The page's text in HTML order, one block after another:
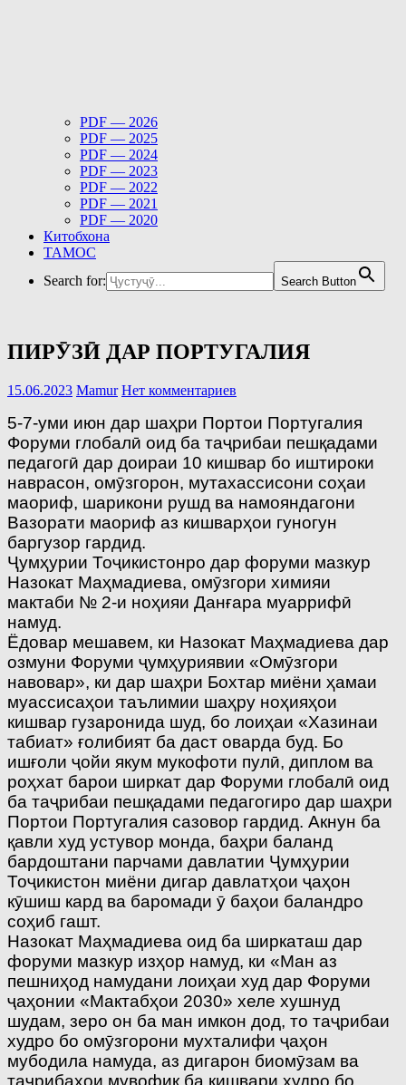
PDF — 2026
PDF — 2025
PDF — 2024
PDF — 2023
PDF — 2022
PDF — 2021
PDF — 2020
Китобхона
ТАМОС
Search for:
Search Button
ПИРӮЗӢ ДАР ПОРТУГАЛИЯ
15.06.2023 Mamur Нет комментариев
5-7-уми июн дар шаҳри Портои Португалия
Форуми глобалӣ оид ба таҷрибаи пешқадами
педагогӣ дар доираи 10 кишвар бо иштироки
наврасон, омӯзгорон, мутахассисони соҳаи
маориф, шарикони рушд ва намояндагони
Вазорати маориф аз кишварҳои гуногун
баргузор гардид.
Ҷумҳурии Тоҷикистонро дар форуми мазкур
Назокат Маҳмадиева, омӯзгори химияи
мактаби № 2-и ноҳияи Данғара муаррифӣ
намуд.
Ёдовар мешавем, ки Назокат Маҳмадиева дар
озмуни Форуми ҷумҳуриявии «Омӯзгори
навовар», ки дар шаҳри Бохтар миёни ҳамаи
муассисаҳои таълимии шаҳру ноҳияҳои
кишвар гузаронида шуд, бо лоиҳаи «Хазинаи
табиат» ғолибият ба даст оварда буд. Бо
ишғоли ҷойи якум мукофоти пулӣ, диплом ва
роҳхат барои ширкат дар Форуми глобалӣ оид
ба таҷрибаи пешқадами педагогиро дар шаҳри
Портои Португалия сазовор гардид. Акнун ба
қавли худ устувор монда, баҳри баланд
бардоштани парчами давлатии Ҷумҳурии
Тоҷикистон миёни дигар давлатҳои ҷаҳон
кӯшиш кард ва баромади ӯ баҳои баландро
соҳиб гашт.
Назокат Маҳмадиева оид ба ширкаташ дар
форуми мазкур изҳор намуд, ки «Ман аз
пешниҳод намудани лоиҳаи худ дар Форуми
ҷаҳонии «Мактабҳои 2030» хеле хушнуд
шудам, зеро он ба ман имкон дод, то таҷрибаи
худро бо омӯзгорони мухталифи ҷаҳон
мубодила намуда, аз дигарон биомӯзам ва
таҷрибаҳои мувофиқ ба кишвари худро бо